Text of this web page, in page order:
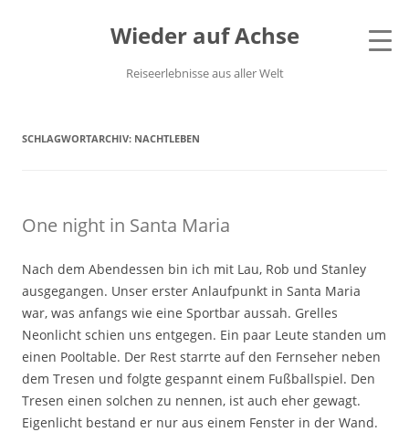
Wieder auf Achse
Reiseerlebnisse aus aller Welt
SCHLAGWORTARCHIV: NACHTLEBEN
One night in Santa Maria
Nach dem Abendessen bin ich mit Lau, Rob und Stanley
ausgegangen. Unser erster Anlaufpunkt in Santa Maria
war, was anfangs wie eine Sportbar aussah. Grelles
Neonlicht schien uns entgegen. Ein paar Leute standen um
einen Pooltable. Der Rest starrte auf den Fernseher neben
dem Tresen und folgte gespannt einem Fußballspiel. Den
Tresen einen solchen zu nennen, ist auch eher gewagt.
Eigenlicht bestand er nur aus einem Fenster in der Wand.